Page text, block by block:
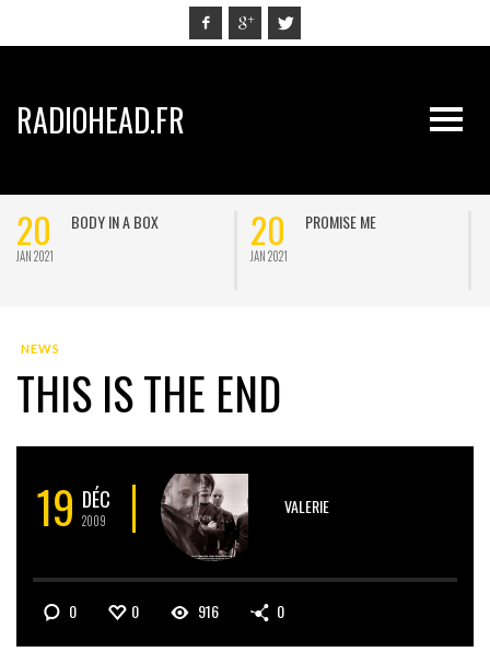
RADIOHEAD.FR
20
JAN 2021
BODY IN A BOX 20
JAN 2021
PROMISE ME
NEWS
THIS IS THE END
19 DÉC
2009
VALERIE
0 0 916 0